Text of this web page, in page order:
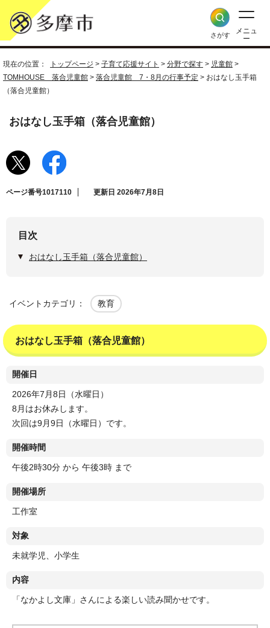
さがす
メニュ
ー
現在の位置： トップページ > 子育て応援サイト > 分野で探す > 児童館 >
TOMHOUSE 落合児童館 > 落合児童館 7・8月の行事予定 > おはなし玉手箱
（落合児童館）
おはなし玉手箱（落合児童館）
ページ番号1017110 更新日 2026年7月8日
目次
おはなし玉手箱（落合児童館）
イベントカテゴリ： 教育
おはなし玉手箱（落合児童館）
開催日
2026年7月8日（水曜日）
8月はお休みします。
次回は9月9日（水曜日）です。
開催時間
午後2時30分 から 午後3時 まで
開催場所
工作室
対象
未就学児、小学生
内容
「なかよし文庫」さんによる楽しい読み聞かせです。